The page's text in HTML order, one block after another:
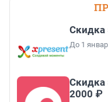
Скидка
До 1
Скидка
2000 ₽